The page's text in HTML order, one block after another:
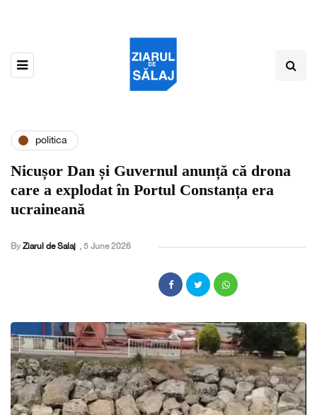
politica
Nicușor Dan și Guvernul anunță că drona
care a explodat în Portul Constanța era
ucraineană
By Ziarul de Salaj , 5 June 2026